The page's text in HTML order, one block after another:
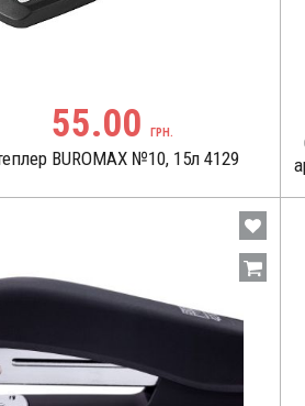
55.00 ГРН.
BUROMAX №10, 15л 4129